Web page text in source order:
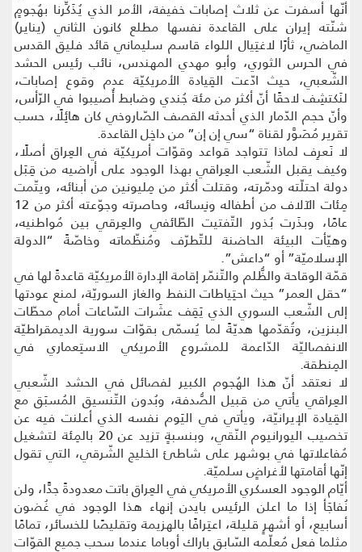
أنّها أسفرت عن ثلاث إصابات خفيفة، الأمر الذي يُذَكِّرنا بهُجومٍ
شنّته إيران على القاعدة نفسها مطلع كانون الثاني (يناير)
الماضي، ثأرًا لاغتِيال اللواء قاسم سليماني قائد فليق القدس
في الحرس الثوري، وأبو مهدي المهندس، نائب رئيس الحشد
الشّعبي، حيث ادّعت القِيادة الأمريكيّة عدم وقوع إصابات،
لنَكتشِف لاحقًا أنّ أكثر من مئة جُندي وضابط أُصيبوا في الرّأس،
وأنّ حجم الدّمار الذي أحدثه القصف الصّاروخي كان هائِلًا، حسب
تقرير مُصَوَّر لقناة “سي إن إن” من داخِل القاعدة.
لا نَعرِف لماذا تتواجد قواعد وقوّات أمريكيّة في العِراق أصلًا،
وكيف يقبل الشّعب العِراقي بهذا الوجود على أراضيه من قِبَل
دولة احتلّته ودمّرته، وقتلت أكثر من مِليونين من أبنائه، ويتّمت
مِئات الآلاف من أطفاله ونِسائه، وحاصرته وجوّعته أكثر من 12
عامًا، وبذَرت بُذور التّفتيت الطّائفي والعِرقي بين مُواطنيه،
وهيّأت البيئة الحاضنة للتّطرّف ومُنظّماته وخاصّةً “الدولة
الإسلاميّة” أو “داعش”.
قمّة الوقاحة والظُّلم والتّنمّر إقامة الإدارة الأمريكيّة قاعدةً لها في
“حقل العمر” حيث احتِياطات النفط والغاز السوريّة، لمنع عودتها
إلى الشّعب السوري الذي يَقِف عشَرات السّاعات أمام محطّات
البنزين، وتُقدّمها هديّةً لما يُسمّى بقوّات سورية الديمقراطيّة
الانفصاليّة الدّاعمة للمشروع الأمريكي الاستِعماري في
المِنطقة.
لا نعتقد أنّ هذا الهُجوم الكبير لفصائل في الحشد الشّعبي
العِراقي يأتي من قبيل الصُّدفة، وبُدون التّنسيق المُسبَق مع
القِيادة الإيرانيّة، ويأتي في اليَوم نفسه الذي أعلنت فيه عن
تخصيب اليورانيوم النّقي، وبنسبةٍ تزيد عن 20 بالمِئة لتشغيل
مُفاعلاتها في بوشهر على شاطئ الخليج الشّرقي، التي تقول
إنّها أقامتها لأغراضٍ سلميّة.
أيّام الوجود العسكري الأمريكي في العِراق باتت معدودةً جدًّا، ولن
نُفاجَأ إذا ما اعلن الرئيس بايدن إنهاء هذا الوجود في غُضون
أسابيع، أو أشهرٍ قليلة، اعتِرافًا بالهزيمة وتقليصًا للخسائر، تمامًا
مثلما فعل مُعلّمه السّابق باراك أوباما عندما سحب جميع القوّات